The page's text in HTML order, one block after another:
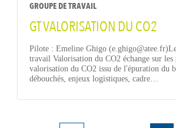
GROUPE DE TRAVAIL
GT VALORISATION DU CO2
Pilote : Emeline Ghigo
travail Valorisation du CO2 échange sur les
valorisation du CO2 issu de l'épuration du
débouchés, enjeux logistiques, cadre…